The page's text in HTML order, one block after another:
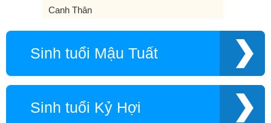
Canh Thân
Sinh tuổi Mậu Tuất
Sinh tuổi Kỷ Hợi